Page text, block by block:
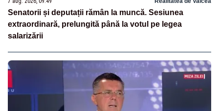
Senatorii și deputații rămân la muncă. Sesiunea
extraordinară, prelungită până la votul pe legea
salarizării